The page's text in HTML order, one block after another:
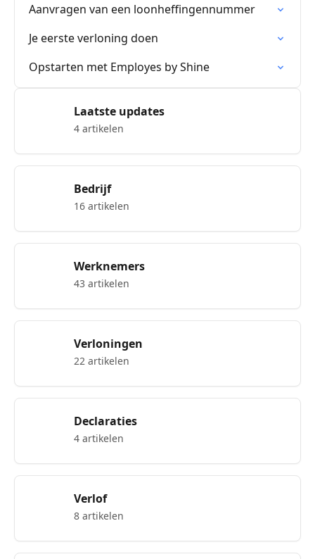
Aanvragen van een loonheffingennummer
Je eerste verloning doen
Opstarten met Employes by Shine
Laatste updates
4 artikelen
Bedrijf
16 artikelen
Werknemers
43 artikelen
Verloningen
22 artikelen
Declaraties
4 artikelen
Verlof
8 artikelen